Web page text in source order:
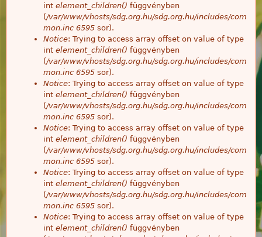
int element_children() függvényben
(/var/www/vhosts/sdg.org.hu/sdg.org.hu/includes/com
mon.inc 6595 sor).
Notice: Trying to access array offset on value of type
int element_children() függvényben
(/var/www/vhosts/sdg.org.hu/sdg.org.hu/includes/com
mon.inc 6595 sor).
Notice: Trying to access array offset on value of type
int element_children() függvényben
(/var/www/vhosts/sdg.org.hu/sdg.org.hu/includes/com
mon.inc 6595 sor).
Notice: Trying to access array offset on value of type
int element_children() függvényben
(/var/www/vhosts/sdg.org.hu/sdg.org.hu/includes/com
mon.inc 6595 sor).
Notice: Trying to access array offset on value of type
int element_children() függvényben
(/var/www/vhosts/sdg.org.hu/sdg.org.hu/includes/com
mon.inc 6595 sor).
Notice: Trying to access array offset on value of type
int element_children() függvényben